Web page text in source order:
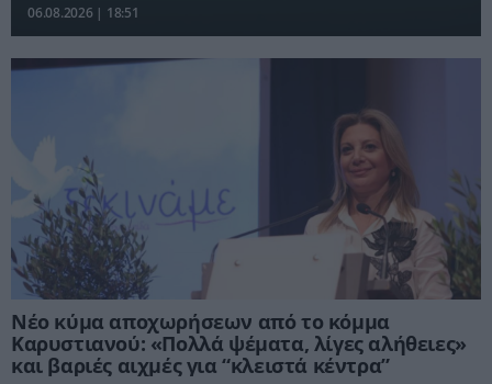
06.08.2026 | 18:51
Νέο κύμα αποχωρήσεων από το κόμμα
Καρυστιανού: «Πολλά ψέματα, λίγες αλήθειες»
και βαριές αιχμές για “κλειστά κέντρα”